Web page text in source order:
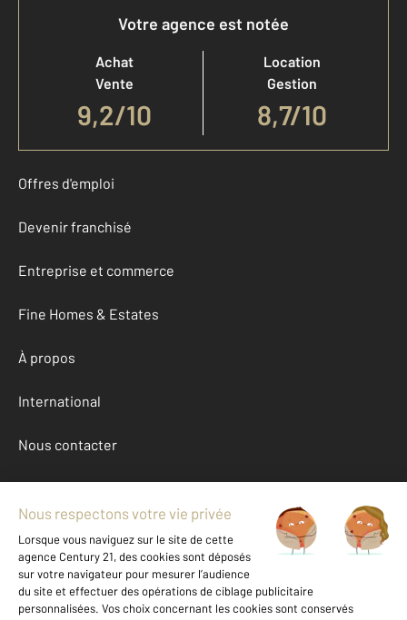
Votre agence est notée
Achat
Vente
9,2/10
Location
Gestion
8,7/10
Offres d'emploi
Devenir franchisé
Entreprise et commerce
Fine Homes & Estates
À propos
International
Nous contacter
Mentions légales & CGU et Barèmes d'honoraires
Données personnelles
Gestionnaire des cookies